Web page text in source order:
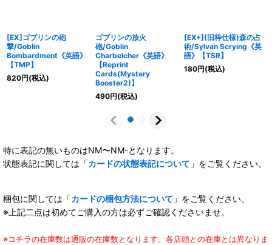
[EX]ゴブリンの砲
撃/Goblin
Bombardment《英語》
【TMP】
820円(税込)
ゴブリンの放火
砲/Goblin
Charbelcher《英語》
【Reprint
Cards(Mystery
Booster2)】
490円(税込)
[EX+](旧枠仕様)森の占
術/Sylvan Scrying《英
語》【TSR】
180円(税込)
特に表記の無いものはNM〜NM-となります。
状態表記に関しては「カードの状態表記について 」をご覧ください。
梱包に関しては「カードの梱包方法について 」をご覧ください。
※上記二点は初めてご購入の方は必ずご確認くださいませ。
※コチラの在庫数は通販の在庫数となります。各店頭との在庫とは異なりま